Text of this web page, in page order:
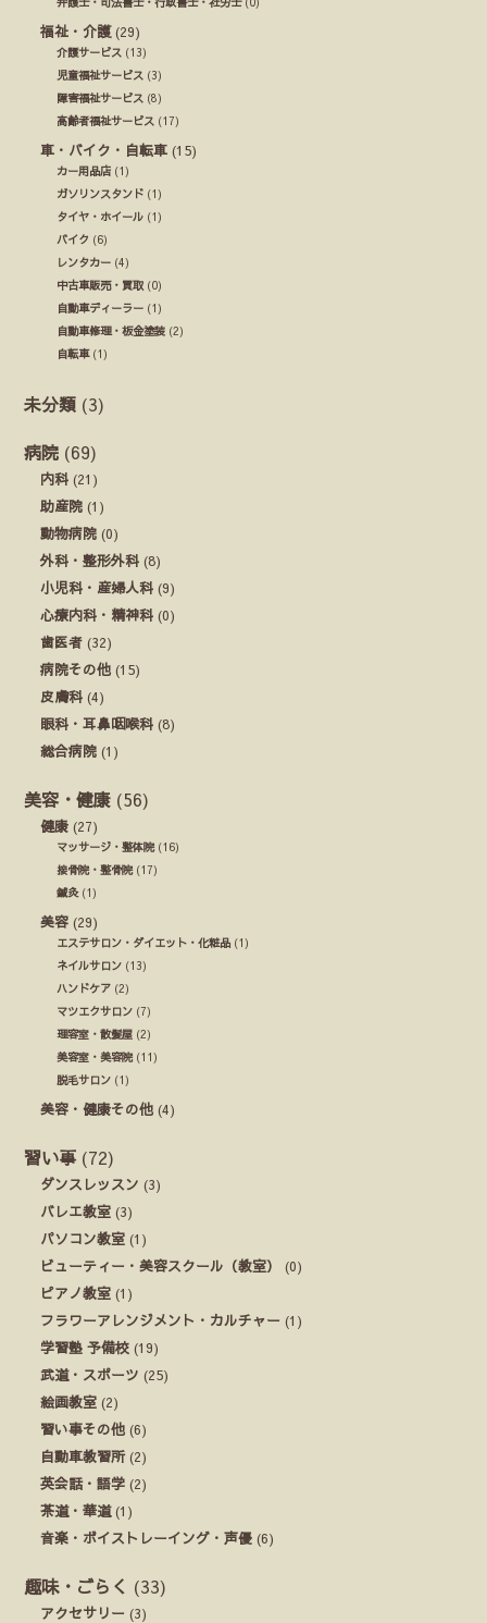
福祉・介護(29)
介護サービス (13)
児童福祉サービス (3)
障害福祉サービス (8)
高齢者福祉サービス (17)
車・バイク・自転車 (15)
カー用品店 (1)
ガソリンスタンド (1)
タイヤ・ホイール (1)
バイク (6)
レンタカー (4)
中古車販売・買取 (0)
自動車ディーラー (1)
自動車修理・板金塗装 (2)
自転車(1)
未分類 (3)
病院 (69)
内科 (21)
助産院 (1)
動物病院 (0)
外科・整形外科 (8)
小児科・産婦人科 (9)
心療内科・精神科 (0)
歯医者 (32)
病院その他 (15)
皮膚科 (4)
眼科・耳鼻咽喉科 (8)
総合病院 (1)
美容・健康 (56)
健康 (27)
マッサージ・整体院(16)
接骨院・整骨院(17)
鍼灸(1)
美容 (29)
エステサロン・ダイエット・化粧品 (1)
ネイルサロン (13)
ハンドケア (2)
マツエクサロン (7)
理容室・散髪屋 (2)
美容室・美容院(11)
脱毛サロン (1)
美容・健康その他 (4)
習い事 (72)
ダンスレッスン (3)
バレエ教室 (3)
パソコン教室 (1)
ビューティー・美容スクール（教室）
(0)
ピアノ教室 (1)
フラワーアレンジメント・カルチャー (1)
学習塾 予備校 (19)
武道・スポーツ (25)
絵画教室 (2)
習い事その他 (6)
自動車教習所(2)
英会話・語学 (2)
茶道・華道(1)
音楽・ボイストレーイング・声優 (6)
趣味・ごらく (33)
アクセサリー (3)